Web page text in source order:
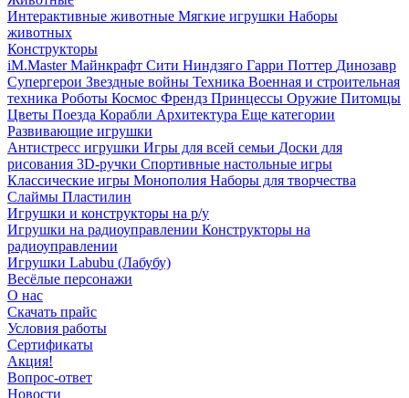
Интерактивные животные Мягкие игрушки Наборы
животных
Конструкторы
iM.Master Майнкрафт Сити Ниндзяго Гарри Поттер Динозавр
Супергерои Звездные войны Техника Военная и строительная
техника Роботы Космос Френдз Принцессы Оружие Питомцы
Цветы Поезда Корабли Архитектура Еще категории
Развивающие игрушки
Антистресс игрушки Игры для всей семьи Доски для
рисования 3D-ручки Спортивные настольные игры
Классические игры Монополия Наборы для творчества
Слаймы Пластилин
Игрушки и конструкторы на р/у
Игрушки на радиоуправлении Конструкторы на
радиоуправлении
Игрушки Labubu (Лабубу)
Весёлые персонажи
О нас
Скачать прайс
Условия работы
Сертификаты
Акция!
Вопрос-ответ
Новости